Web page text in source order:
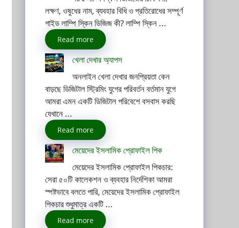
লক্ষণ, ওষুধের নাম, ব্যবহার বিধি ও প্রতিরোধের সম্পূর্ণ
গাইড লাম্পি স্কিন ডিজিজ কী? লাম্পি স্কিন ...
Read more
খেলা দেখার অ্যাপস
অনলাইন খেলা দেখার জনপ্রিয়তা কেন
বাড়ছে ডিজিটাল স্ট্রিমিং যুগের পরিবর্তন বর্তমান যুগে
আমরা এমন একটি ডিজিটাল পরিবেশে বসবাস করছি
যেখানে ...
Read more
মেয়েদের ইসলামিক প্রোফাইল পিক
মেয়েদের ইসলামিক প্রোফাইল পিকচার:
সেরা ৫০টি কালেকশন ও ব্যবহার নির্দেশিকা আমরা
স্পষ্টভাবে বলতে পারি, মেয়েদের ইসলামিক প্রোফাইল
পিকচার শুধুমাত্র একটি ...
Read more